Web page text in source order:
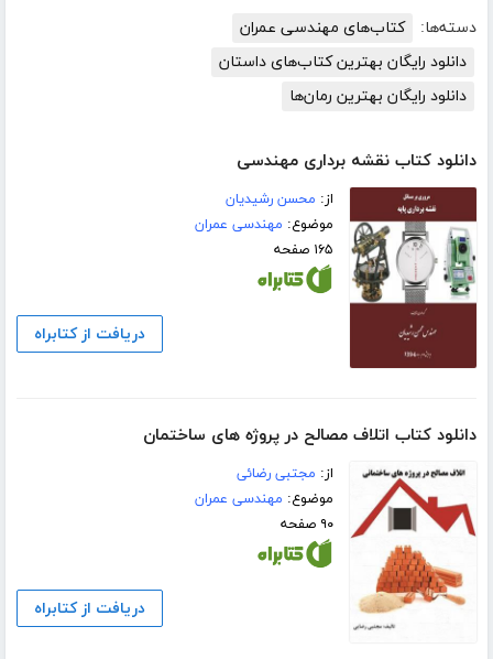
دسته‌ها:
کتاب‌های مهندسی عمران
دانلود رایگان بهترین کتاب‌های داستان
دانلود رایگان بهترین رمان‌ها
دانلود کتاب نقشه برداری مهندسی
از: محسن رشیدیان
موضوع: مهندسی عمران
۱۶۵ صفحه
دریافت از کتابراه
دانلود کتاب اتلاف مصالح در پروژه های ساختمان
از: مجتبی رضائی
موضوع: مهندسی عمران
۹۰ صفحه
دریافت از کتابراه